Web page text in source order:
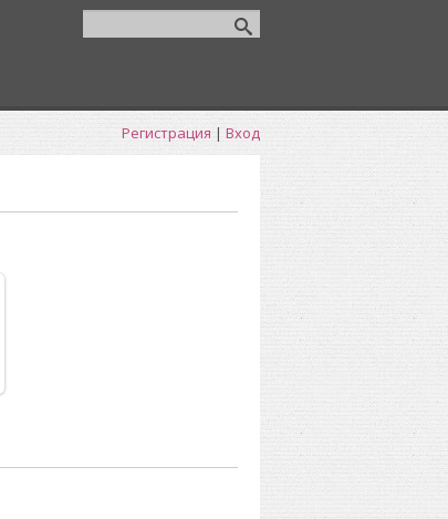
Регистрация | Вход